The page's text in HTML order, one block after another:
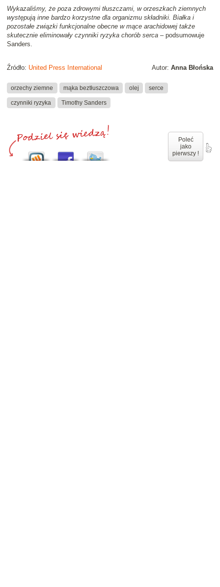
Wykazaliśmy, że poza zdrowymi tłuszczami, w orzeszkach ziemnych
występują inne bardzo korzystne dla organizmu składniki. Białka i
pozostałe związki funkcjonalne obecne w mące arachidowej także
skutecznie eliminowały czynniki ryzyka chorób serca – podsumowuje
Sanders.
Autor: Anna Błońska
Źródło: United Press International
orzechy ziemne mąka beztłuszczowa olej serce
czynniki ryzyka Timothy Sanders
Poleć
jako
pierwszy !